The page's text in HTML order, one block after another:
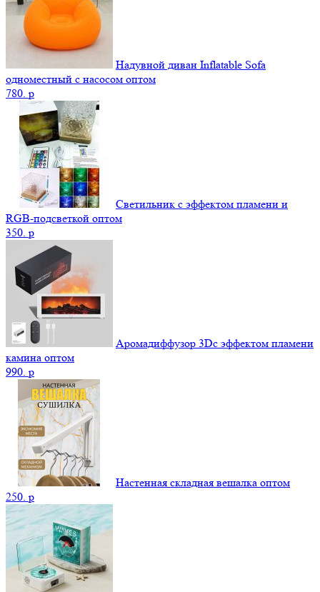
Надувной диван Inflatable Sofa
одноместный с насосом оптом
780. p
Светильник с эффектом пламени и
RGB-подсветкой оптом
350. p
Аромадиффузор 3Dс эффектом пламени
камина оптом
990. p
Настенная складная вешалка оптом
250. p